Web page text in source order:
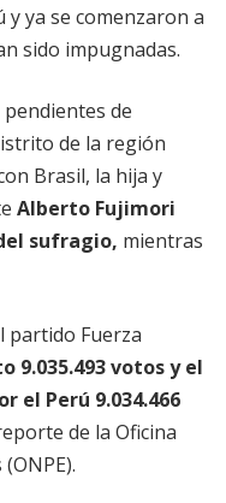
y ya se comenzaron a
sido impugnadas.
de
de la región
Brasil, la hija y
Alberto Fujimori
sufragio, mientras
partido Fuerza
9.035.493 votos y el
el Perú 9.034.466
de la Oficina